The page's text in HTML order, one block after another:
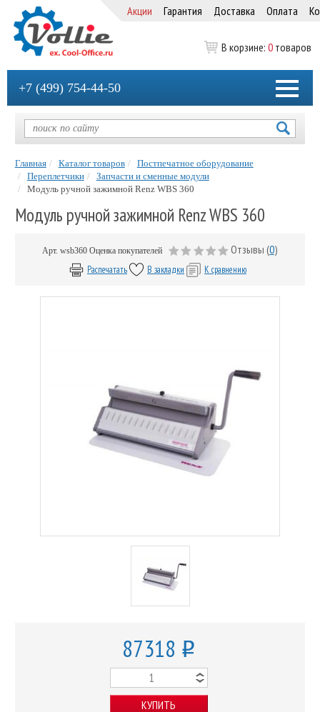
Акции Гарантия Доставка Оплата
В корзине: 0 товаров
+7 (499) 754-44-50
Главная Каталог товаров
Постпечатное оборудование
Переплетчики
Запчасти и сменные модули
Модуль ручной зажимной Renz WBS 360
Модуль ручной зажимной Renz WBS 360
Арт. wsb360 Оценка покупателей Отзывы (0)
Распечатать В закладки К сравнению
87318 o
КУПИТЬ